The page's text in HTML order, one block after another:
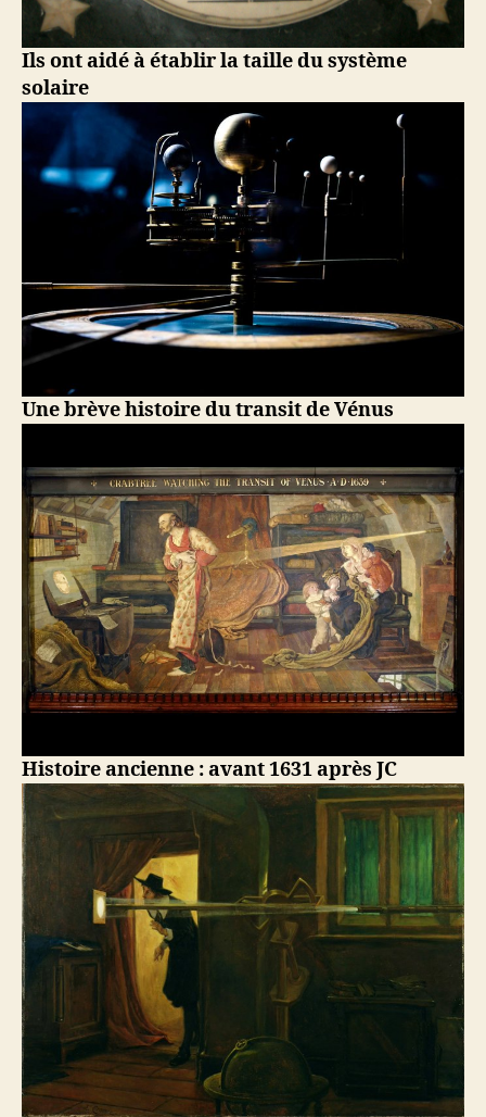
Ils ont aidé à établir la taille du système
solaire
Une brève histoire du transit de Vénus
Histoire ancienne : avant 1631 après JC